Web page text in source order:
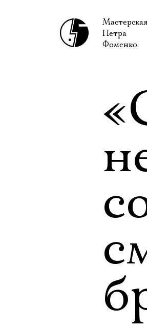
Петра
Фоменко